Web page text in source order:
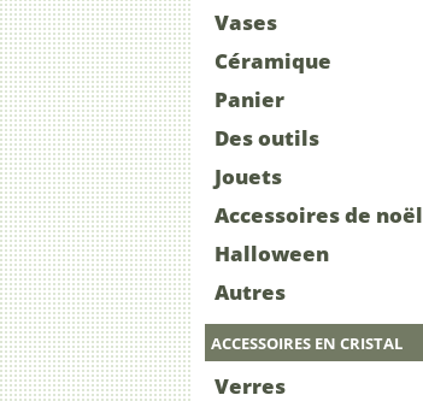
Vases
Céramique
Panier
Des outils
Jouets
Accessoires de noël
Halloween
Autres
ACCESSOIRES EN CRISTAL
Verres